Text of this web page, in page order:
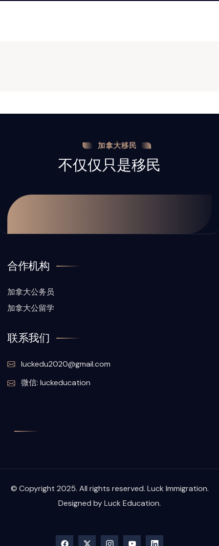
加拿大移民
不仅仅只是移民
合作机构
加拿大公务员
加拿大公留学
联系我们
luckedu2020@gmail.com
微信: luckeducation
© Copyright 2025. All rights reserved. Luck Immigration.
Designed by Luck Education.